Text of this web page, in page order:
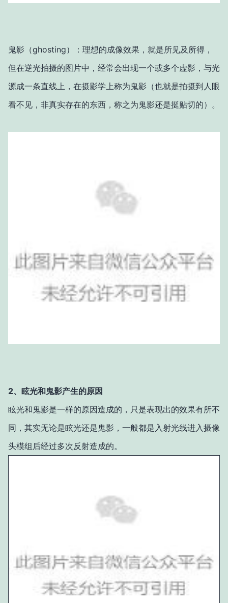
鬼影（ghosting）：理想的成像效果，就是所见及所得，
但在逆光拍摄的图片中，经常会出现一个或多个虚影，与光
源成一条直线上，在摄影学上称为鬼影（也就是拍摄到人眼
看不见，非真实存在的东西，称之为鬼影还是挺贴切的）。
2、眩光和鬼影产生的原因
眩光和鬼影是一样的原因造成的，只是表现出的效果有所不
同， 其实无论是眩光还是鬼影，一般都是入射光线进入摄像
头模组后经过多次反射造成的。